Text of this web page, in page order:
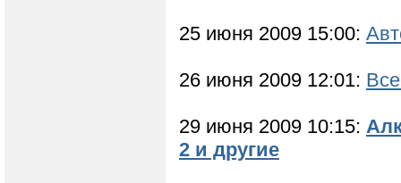
25 июня 2009 15:00:
26 июня 2009 12:01:
29 июня 2009 10:15:
2 и другие